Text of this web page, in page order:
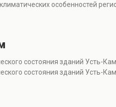
особенностей
состояния зданий Усть-
состояния зданий Усть-